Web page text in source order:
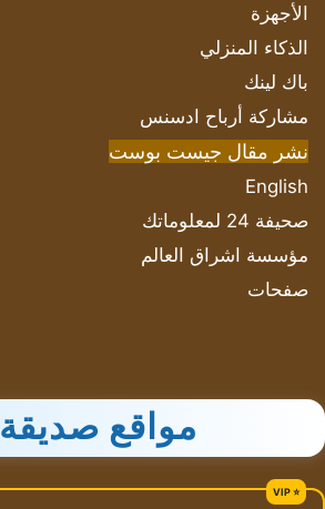
الأجهزة
الذكاء المنزلي
باك لينك
مشاركة أرباح ادسنس
نشر مقال جيست بوست
English
صحيفة 24 لمعلوماتك
مؤسسة اشراق العالم
صفحات
مواقع صديقة